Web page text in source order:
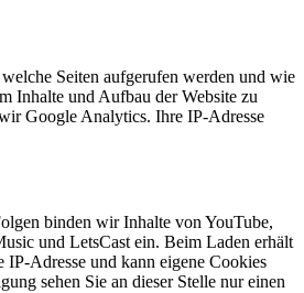
Seiten aufgerufen werden und wie
Inhalte und Aufbau der Website zu
Google Analytics. Ihre IP-Adresse
binden wir Inhalte von YouTube,
und LetsCast ein. Beim Laden erhält
Adresse und kann eigene Cookies
sehen Sie an dieser Stelle nur einen